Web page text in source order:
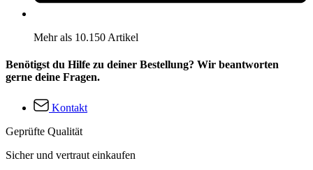
Mehr als 10.150 Artikel
Benötigst du Hilfe zu deiner Bestellung? Wir beantworten
gerne deine Fragen.
Kontakt
Geprüfte Qualität
Sicher und vertraut einkaufen